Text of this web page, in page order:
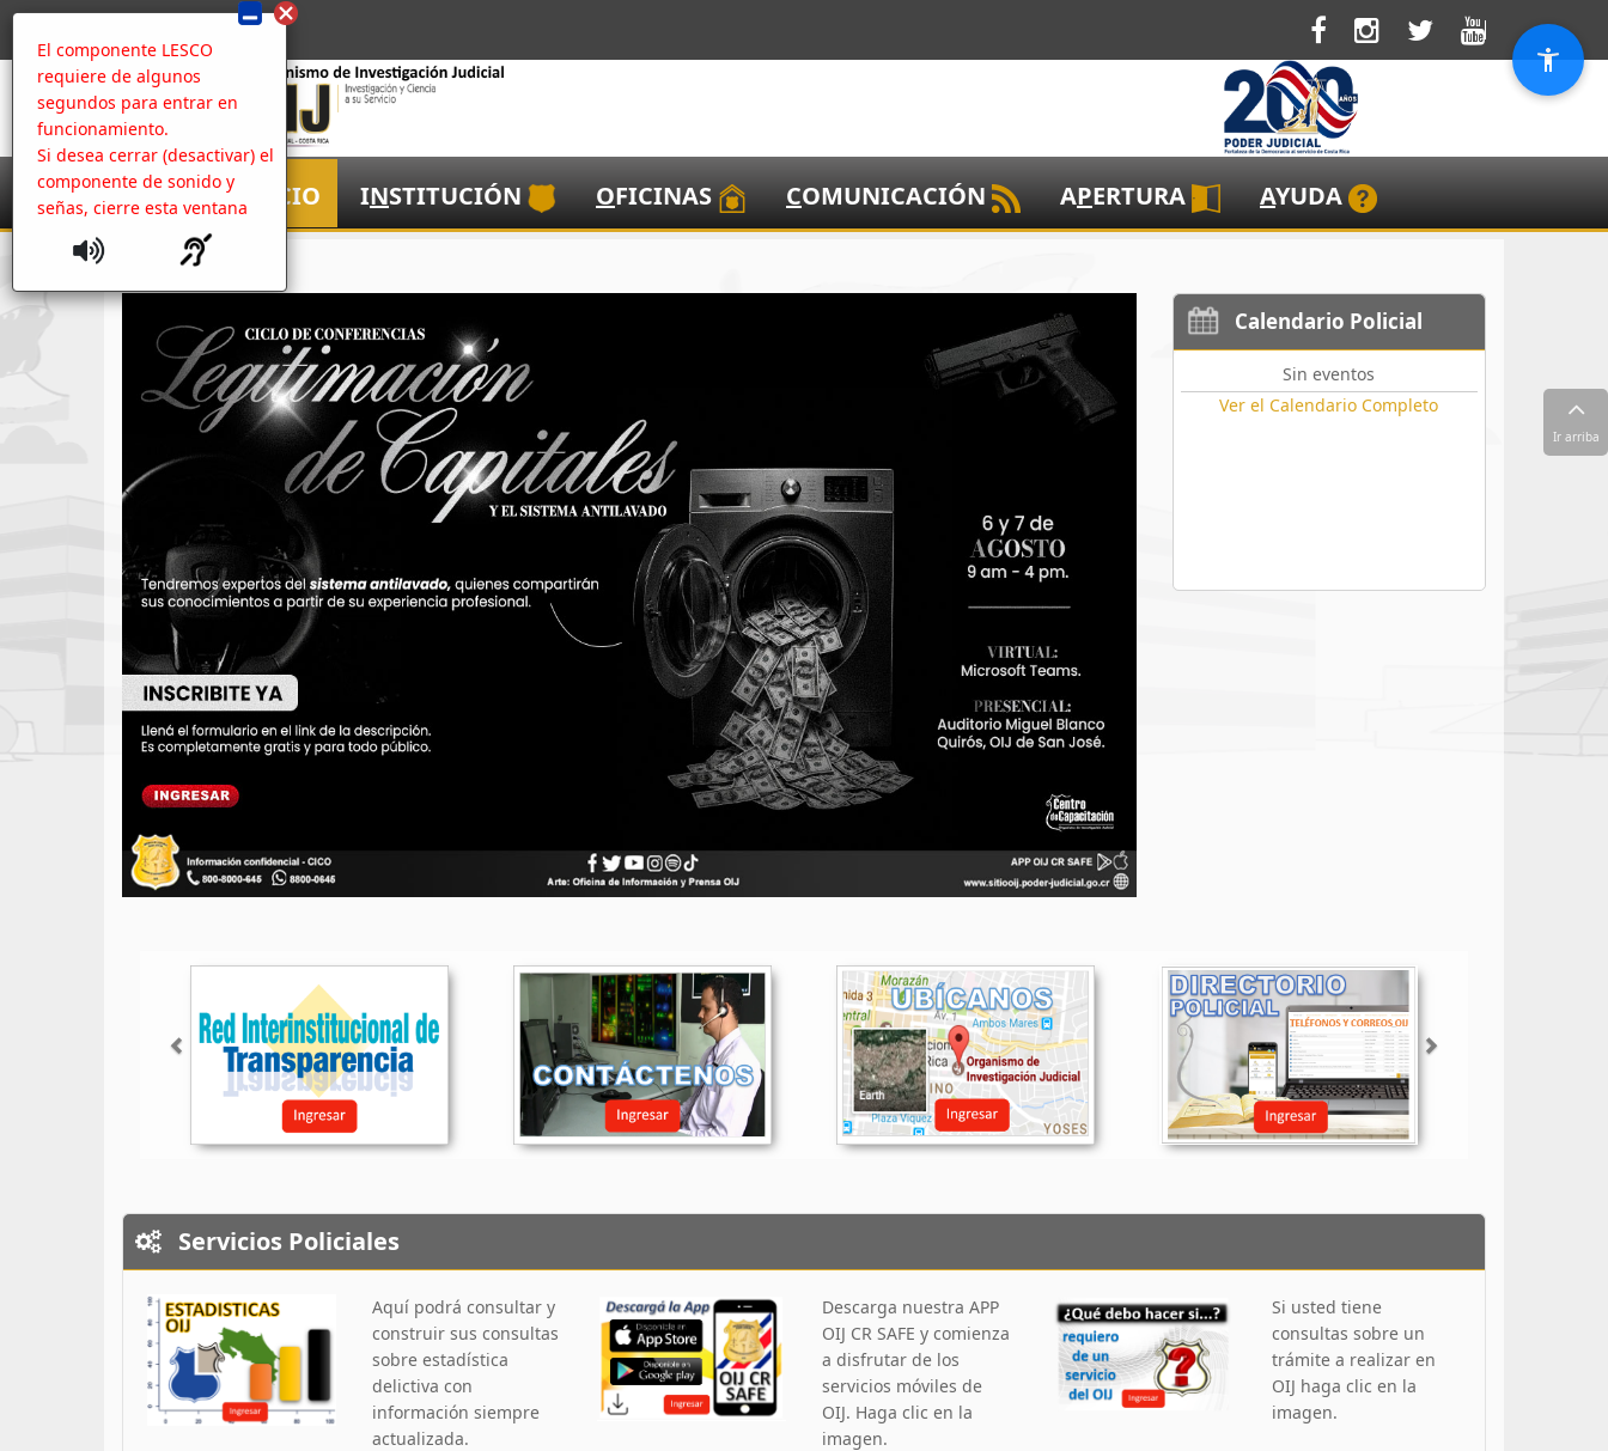
El componente LESCO
requiere de algunos
segundos para entrar en
funcionamiento.
Si desea cerrar (desactivar) el
componente de sonido y
señas, cierre esta ventana
NICIO INSTITUCIÓN OFICINAS COMUNICACIÓN APERTURA AYUDA
Calendario Policial
Sin eventos
Ver el Calendario Completo
Anterior
Servicios Policiales
Aquí podrá consultar y
construir sus consultas
sobre estadística
delictiva con
información siempre
actualizada.
Descarga nuestra APP
OIJ CR SAFE y comienza
a disfrutar de los
servicios móviles de
OIJ. Haga clic en la
imagen.
Si usted tiene
consultas sobre un
trámite a realizar en
OIJ haga clic en la
imagen.
Ir arriba